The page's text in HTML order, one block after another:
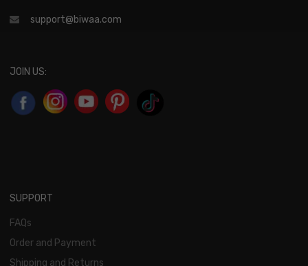
support@biwaa.com
JOIN US:
SUPPORT
FAQs
Order and Payment
Shipping and Returns